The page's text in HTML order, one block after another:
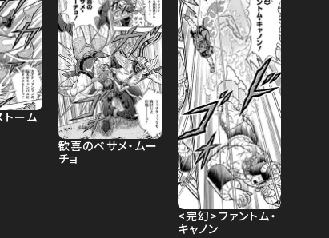
トーム
歓喜のベサメ・ムー
チョ
<完幻>ファントム・
キャノン